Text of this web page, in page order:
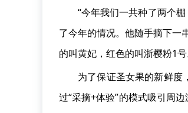
“今年我们一共种了两个
了今年的情况。他随手摘下一
的叫黄妃，红色的叫浙樱粉1
为了保证圣女果的新鲜度
过“采摘+体验”的模式吸引周